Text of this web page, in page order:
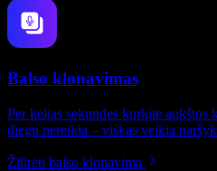
Balso klonavimas
Per kelias sekundes kurkite
diegti nereikia – viskas veikia
Žiūrėti balso klonavimą